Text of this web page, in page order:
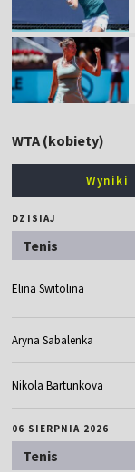
WTA (kobiety)
Wyniki
DZISIAJ
Tenis
Elina Switolina
Aryna Sabalenka
Nikola Bartunkova
06 SIERPNIA 2026
Tenis